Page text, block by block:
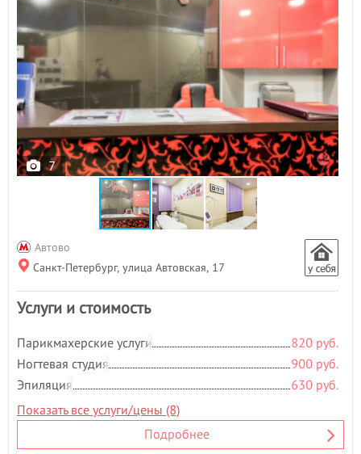
7
Автово
Санкт-Петербург, улица Автовская, 17
Услуги и стоимость
Парикмахерские услуги
820 руб.
Ногтевая студия
900 руб.
Эпиляция
630 руб.
Показать все услуги/цены (8)
Подробнее